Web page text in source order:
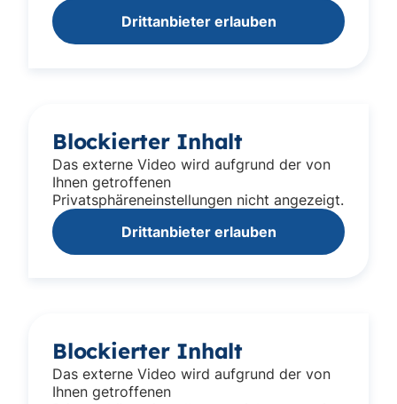
Drittanbieter erlauben
Blockierter Inhalt
Das externe Video wird aufgrund der von
Ihnen getroffenen
Privatsphäreneinstellungen nicht angezeigt.
Drittanbieter erlauben
Blockierter Inhalt
Das externe Video wird aufgrund der von
Ihnen getroffenen